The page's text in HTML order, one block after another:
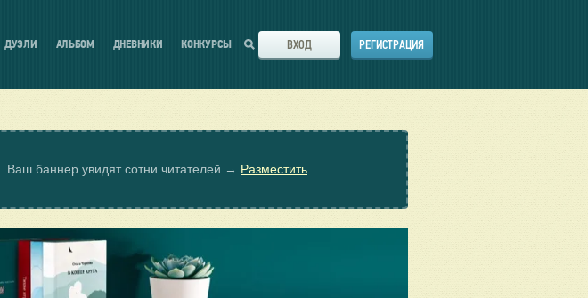
ДУЭЛИ АЛЬБОМ ДНЕВНИКИ КОНКУРСЫ ВХОД РЕГИСТРАЦИЯ
Ваш баннер увидят сотни читателей → Разместить